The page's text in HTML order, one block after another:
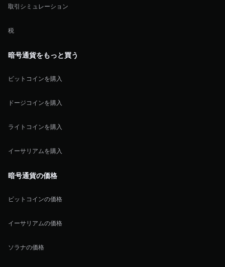
取引シミュレーション
税
暗号通貨をもっと買う
ビットコインを購入
ドージコインを購入
ライトコインを購入
イーサリアムを購入
暗号通貨の価格
ビットコインの価格
イーサリアムの価格
ソラナの価格